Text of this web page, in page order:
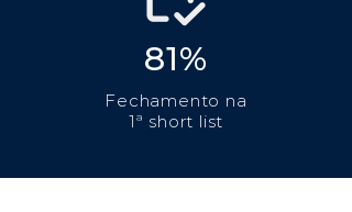
81%
Fechamento na
1ª short list